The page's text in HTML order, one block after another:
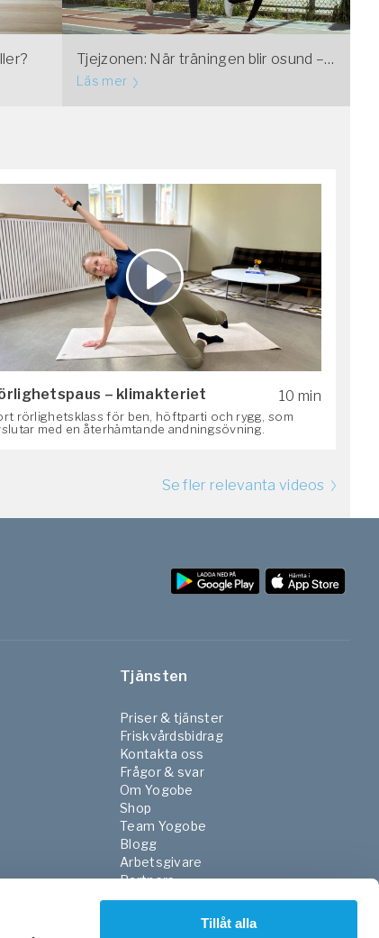
Tillåt alla
Tjejzonen: När träningen blir osund – tecken på överdriven träning
Läs mer
10 min
– klimakteriet
rörlighetsklass för ben, höftparti och rygg, som
med en återhämtande andningsövning.
Se fler relevanta videos
Tjänsten
Priser & tjänster
Friskvårdsbidrag
Kontakta oss
Frågor & svar
Om Yogobe
Shop
Team Yogobe
Blogg
Arbetsgivare
Partners
NGO